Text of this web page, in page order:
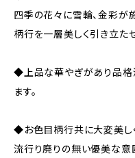
四季の花々に雪輪、金彩が
柄行を一層美しく引き立たせ
◆上品な華やぎがあり品格
ます。
◆お色目柄行共に大変美し
流行り廃りの無い優美な意